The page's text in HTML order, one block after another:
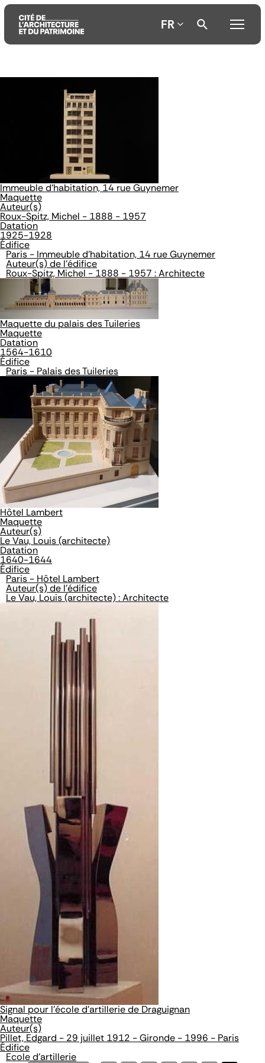
FR
Immeuble d'habitation, 14 rue Guynemer
Maquette
Auteur(s)
Roux-Spitz, Michel - 1888 - 1957
Datation
1925-1928
Édifice
Paris - Immeuble d'habitation, 14 rue Guynemer
Auteur(s) de l'édifice
Roux-Spitz, Michel - 1888 - 1957 : Architecte
Maquette du palais des Tuileries
Maquette
Datation
1564-1610
Édifice
Paris - Palais des Tuileries
Hôtel Lambert
Maquette
Auteur(s)
Le Vau, Louis (architecte)
Datation
1640-1644
Édifice
Paris - Hôtel Lambert
Auteur(s) de l'édifice
Le Vau, Louis (architecte) : Architecte
Signal pour l'école d'artillerie de Draguignan
Maquette
Auteur(s)
Pillet, Edgard - 29 juillet 1912 - Gironde - 1996 - Paris
Édifice
Ecole d'artillerie